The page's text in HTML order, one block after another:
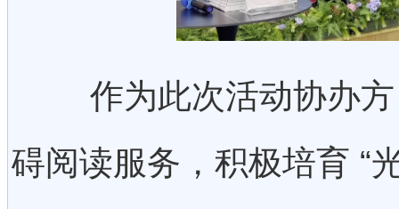
作为此次活动协办方
碍阅读服务，积极培育 “